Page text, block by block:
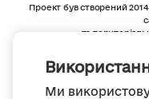
Ми
Проект був створений
та
Весь
Creative Commons